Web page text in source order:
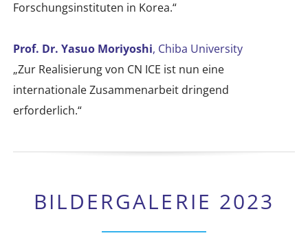
Forschungsinstituten in Korea.“
Prof. Dr. Yasuo Moriyoshi, Chiba University
„Zur Realisierung von CN ICE ist nun eine
internationale Zusammenarbeit dringend
erforderlich.“
BILDERGALERIE 2023